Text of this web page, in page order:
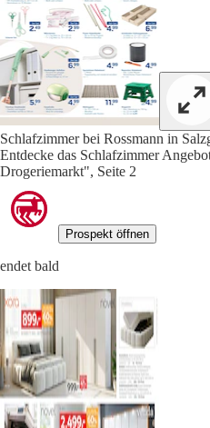
Schlafzimmer bei Rossmann in
Entdecke das Schlafzimmer
Drogeriemarkt", Seite 2
Prospekt öffnen
endet bald